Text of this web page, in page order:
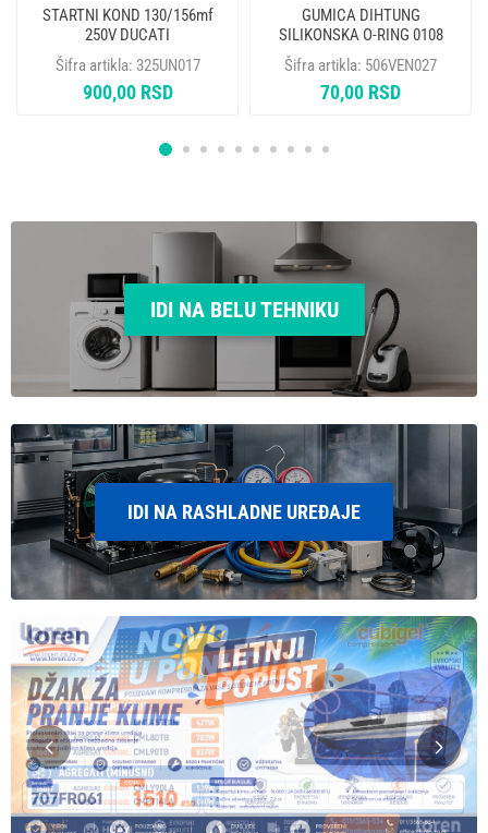
STARTNI KOND 130/156mf
250V DUCATI
Šifra artikla: 325UN017
900,00 RSD
GUMICA DIHTUNG
SILIKONSKA O-RING 0108
SAECO LAVAZZA GAGGIA
NM01.035
Šifra artikla: 506VEN027
70,00 RSD
IDI NA BELU TEHNIKU
IDI NA RASHLADNE UREĐAJE